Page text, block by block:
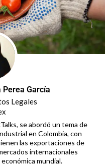
Perea García
Legales
se abordó un tema de
en Colombia, con
las exportaciones de
internacionales
mundial.